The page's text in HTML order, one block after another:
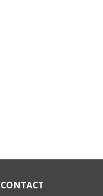
CONTACT